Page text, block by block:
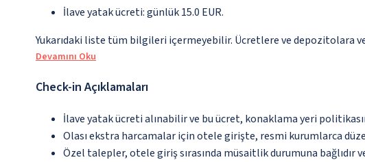
İlave yatak ücreti: günlük 15.0 EUR.
Yukarıdaki liste tüm bilgileri içermeyebilir. Ücretlere ve depozitolara
Devamını Oku
Check-in Açıklamaları
İlave yatak ücreti alınabilir ve bu ücret, konaklama yeri
Olası ekstra harcamalar için otele girişte, resmi kurumlarca
Özel talepler, otele giriş sırasında müsaitlik durumuna